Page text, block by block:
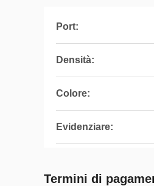
Port:
Densità:
Colore:
Evidenziare:
Termini di